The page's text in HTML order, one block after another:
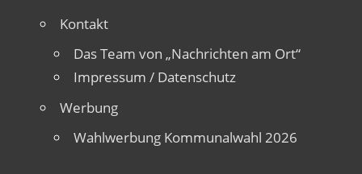
Kontakt
Das Team von „Nachrichten am Ort“
Impressum / Datenschutz
Werbung
Wahlwerbung Kommunalwahl 2026